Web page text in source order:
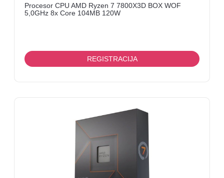
Procesor CPU AMD Ryzen 7 7800X3D BOX WOF
5,0GHz 8x Core 104MB 120W
REGISTRACIJA